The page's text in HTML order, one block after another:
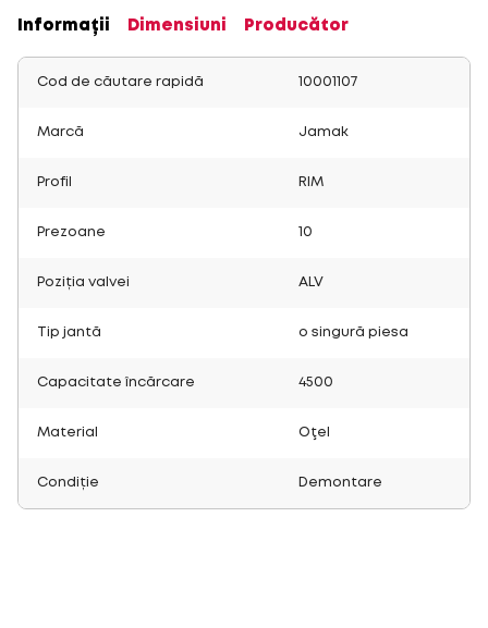
Informații Dimensiuni Producător
Cod de căutare rapidă 10001107
Marcă Jamak
Profil RIM
Prezoane 10
Poziția valvei ALV
Tip jantă o singură piesa
Capacitate încărcare 4500
Material Oţel
Condiție Demontare